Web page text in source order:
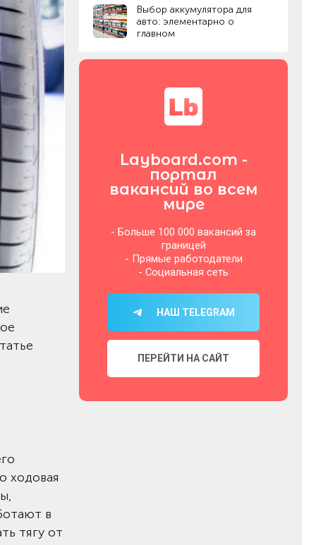
Выбор аккумулятора для
авто: элементарно о
главном
Layboard.com -
портал
вакансий во всем
мире
- Больше 100 000 вакансий за
границей
- Прямые работодатели
- Социальная сеть
НАШ TELEGRAM
ПЕРЕЙТИ НА САЙТ
ходовая
в
тягу от